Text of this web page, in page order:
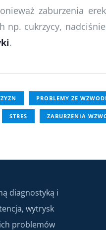
zaburzenia
cukrzycy,
.
PROBLEMY ZE
STRES ZABURZENIA
diagnostyką i
wytrysk
problemów